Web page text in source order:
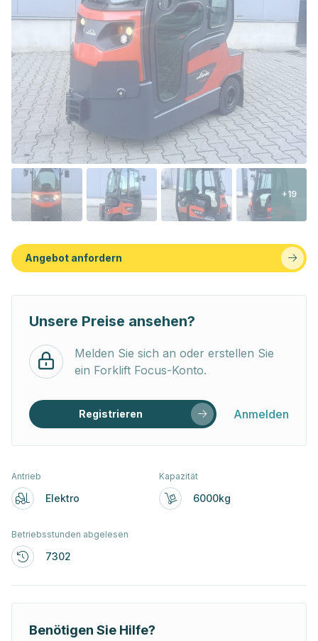
+19
Angebot anfordern
Unsere Preise ansehen?
Melden Sie sich an oder erstellen Sie
ein Forklift Focus-Konto.
Registrieren Anmelden
Antrieb
Elektro
Kapazität
6000kg
Betriebsstunden abgelesen
7302
Benötigen Sie Hilfe?